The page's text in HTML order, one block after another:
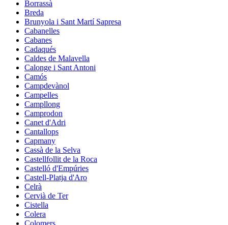
Borrassà
Breda
Brunyola i Sant Martí Sapresa
Cabanelles
Cabanes
Cadaqués
Caldes de Malavella
Calonge i Sant Antoni
Camós
Campdevànol
Campelles
Campllong
Camprodon
Canet d'Adri
Cantallops
Capmany
Cassà de la Selva
Castellfollit de la Roca
Castelló d'Empúries
Castell-Platja d'Aro
Celrà
Cervià de Ter
Cistella
Colera
Colomers